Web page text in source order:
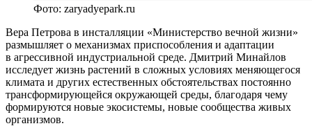
Фото: zaryadyepark.ru
Вера Петрова в инсталляции «Министерство вечной жизни»
размышляет о механизмах приспособления и адаптации
в агрессивной индустриальной среде. Дмитрий Минайлов
исследует жизнь растений в сложных условиях меняющегося
климата и других естественных обстоятельствах постоянно
трансформирующейся окружающей среды, благодаря чему
формируются новые экосистемы, новые сообщества живых
организмов.